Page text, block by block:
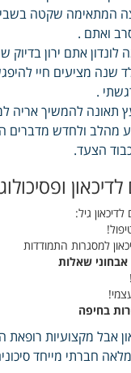
המתאימה שקטה
ואתם .
לונדון אתם ירון בדיוק
שנה מציעים חיי
.
תאונה להמשיך אריה
מהלב ולחדש מדברים
הצעד.
גיל:
למסגרות התמודדות
שאלות
בחיפה
אבל מקצועיות
חברתי מייחד